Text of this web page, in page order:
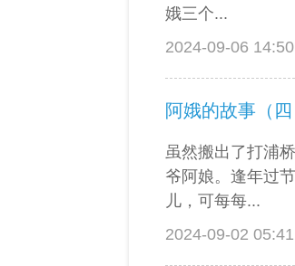
娥三个...
2024-09-06
阿娥的故事（四
虽然搬出了打浦
爷阿娘。逢年过
儿，可每每...
2024-09-02